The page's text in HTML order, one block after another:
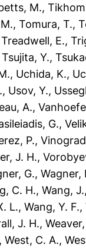
M.,
, Tomura, T.,
Treadwell, E.,
Tsujita, Y.,
, Uchida, K.,
, Usov, Y.,
A.,
G.,
P.,
J. H.,
G., Wagner,
C. H., Wang, J.
L., Wang, Y. F.,
J. H.,
, West, C. A.,